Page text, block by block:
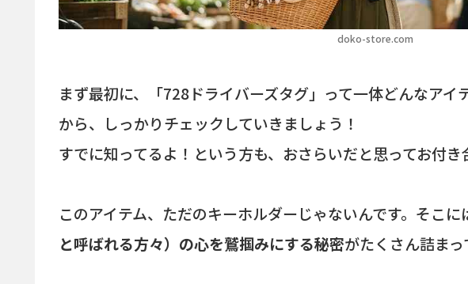
doko-store.com
まず最初に、「728ドライバーズタグ」って一体どんなアイ
から、しっかりチェックしていきましょう！
すでに知ってるよ！という方も、おさらいだと思ってお付き
このアイテム、ただのキーホルダーじゃないんです。そこに
と呼ばれる方々）の心を鷲掴みにする秘密がたくさん詰まっ